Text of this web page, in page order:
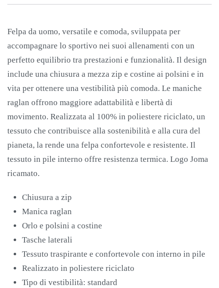
Felpa da uomo, versatile e comoda, sviluppata per
accompagnare lo sportivo nei suoi allenamenti con un
perfetto equilibrio tra prestazioni e funzionalità. Il design
include una chiusura a mezza zip e costine ai polsini e in
vita per ottenere una vestibilità più comoda. Le maniche
raglan offrono maggiore adattabilità e libertà di
movimento. Realizzata al 100% in poliestere riciclato, un
tessuto che contribuisce alla sostenibilità e alla cura del
pianeta, la rende una felpa confortevole e resistente. Il
tessuto in pile interno offre resistenza termica. Logo Joma
ricamato.
Chiusura a zip
Manica raglan
Orlo e polsini a costine
Tasche laterali
Tessuto traspirante e confortevole con interno in pile
Realizzato in poliestere riciclato
Tipo di vestibilità: standard